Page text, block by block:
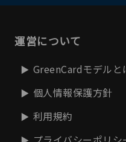
運営について
GreenCardモデルと
個人情報保護方針
利用規約